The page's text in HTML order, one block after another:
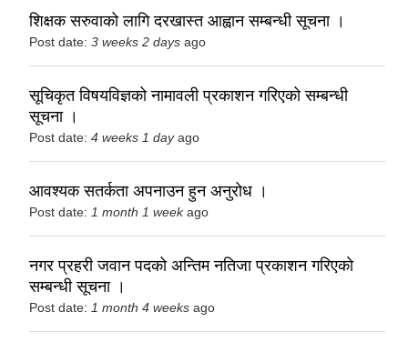
शिक्षक सरुवाको लागि दरखास्त आह्वान सम्बन्धी सूचना ।
Post date: 3 weeks 2 days ago
सूचिकृत विषयविज्ञको नामावली प्रकाशन गरिएको सम्बन्धी
सूचना ।
Post date: 4 weeks 1 dayago
आवश्यक सतर्कता अपनाउन हुन अनुरोध ।
Post date: 1 month 1 weekago
नगर प्रहरी जवान पदको अन्तिम नतिजा प्रकाशन गरिएको
सम्बन्धी सूचना ।
Post date: 1 month 4 weeks ago